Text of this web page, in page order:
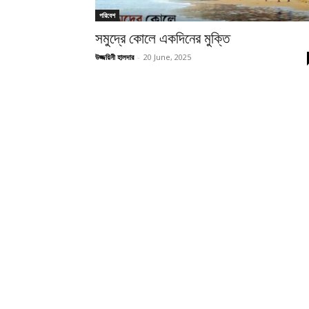
পরিবেশ
সমুদ্রে কোলে একদিনের মুক্তি
উজ্জয়িনী হালদার - 20 June, 2025